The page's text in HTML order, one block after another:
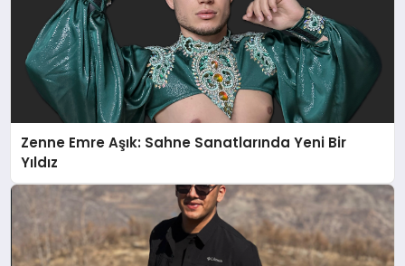
Zenne Emre Aşık: Sahne Sanatlarında Yeni Bir
Yıldız